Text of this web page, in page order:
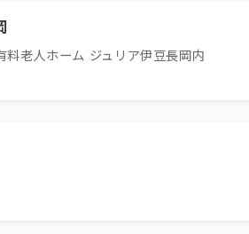
老人ホーム ジュリア伊豆長岡内